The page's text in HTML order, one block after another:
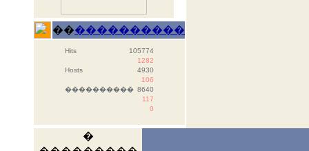
������������
Hits
105774
1282
Hosts
4930
106
���������� 8640
117
0
�